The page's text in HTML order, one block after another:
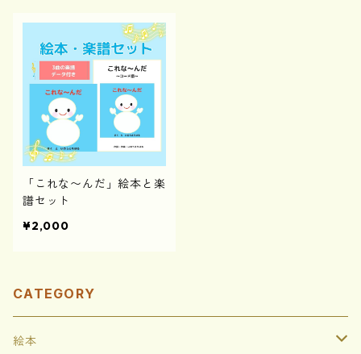
「これな〜んだ」絵本と楽
譜セット
¥2,000
CATEGORY
絵本